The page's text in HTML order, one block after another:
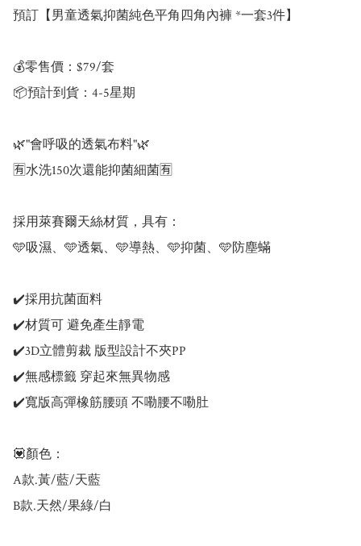
預訂【男童透氣抑菌純色平角四角內褲 *一套3件】
💰零售價：$79/套
📦預計到貨：4-5星期
🌿"會呼吸的透氣布料"🌿
🈶水洗150次還能抑菌細菌🈶
採用萊賽爾天絲材質，具有：
🩵吸濕、🩵透氣、🩵導熱、🩵抑菌、🩵防塵蟎
✔️採用抗菌面料
✔️材質可 避免產生靜電
✔️3D立體剪裁 版型設計不夾PP
✔️無感標籤 穿起來無異物感
✔️寬版高彈橡筋腰頭 不嘞腰不嘞肚
💟顏色：
A款.黃/藍/天藍
B款.天然/果綠/白